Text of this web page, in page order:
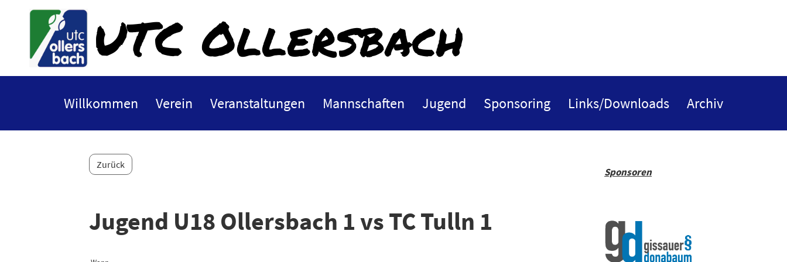
UTC Ollersbach
Willkommen Verein Veranstaltungen Mannschaften Jugend Sponsoring Links/Downloads Archiv
Zurück
Jugend U18 Ollersbach 1 vs TC Tulln 1
Sponsoren